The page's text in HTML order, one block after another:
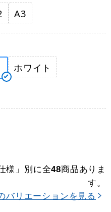
A3
ホワイト
様」別に全48商品ありま
す。
バリエーションを見る